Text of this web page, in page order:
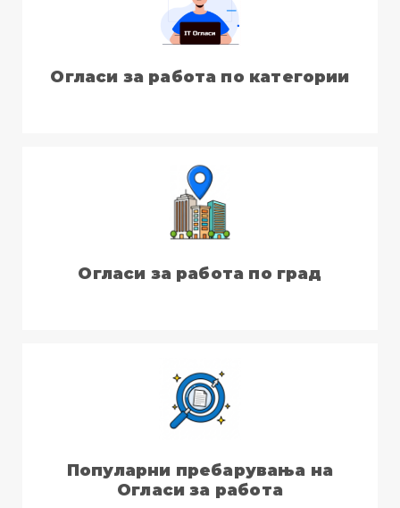
Огласи за работа по категории
Огласи за работа по град
Популарни пребарувања на
Огласи за работа